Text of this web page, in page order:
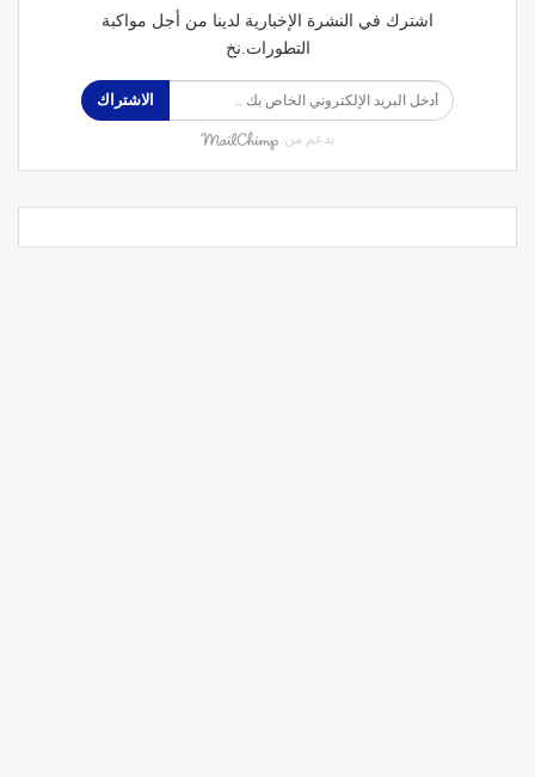
اشترك في النشرة الإخبارية لدينا من أجل مواكبة
التطورات.نخ
الاشتراك
بدعم من